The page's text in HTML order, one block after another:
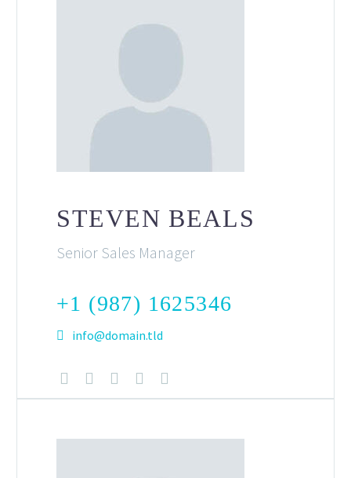
STEVEN BEALS
Senior Sales Manager
+1 (987) 1625346
info@domain.tld